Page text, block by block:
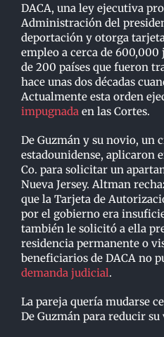
DACA, una ley ejecutiva
Administración del
deportación y otorga
empleo a cerca de 600,000
de 200 países que fueron
hace unas dos décadas
Actualmente esta orden
impugnada en las Cortes.
De Guzmán y su novio, un
estadounidense, aplicaron
Co. para solicitar un
Nueva Jersey. Altman
que la Tarjeta de
por el gobierno era
también le solicitó a ella
residencia permanente o
beneficiarios de DACA no
demanda judicial.
La pareja quería mudarse
De Guzmán para reducir